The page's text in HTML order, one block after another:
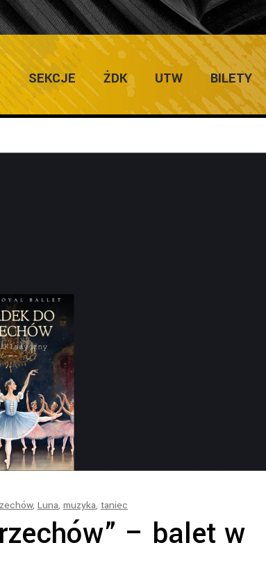
SEKCJE ŻDK UTW BILETY
Home/Zapowiedzi Imprez
, Luna, muzyka, taniec
– balet w